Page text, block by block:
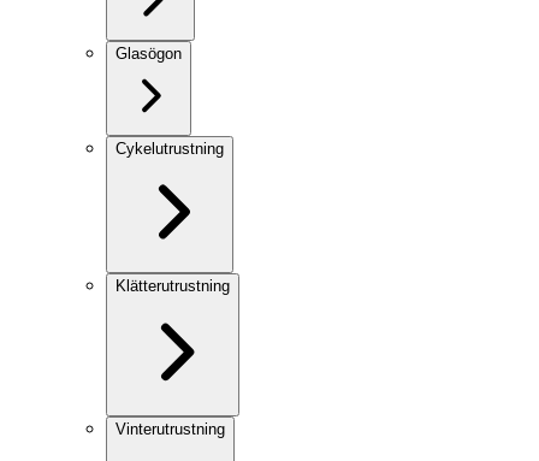
Glasögon
Cykelutrustning
Klätterutrustning
Vinterutrustning